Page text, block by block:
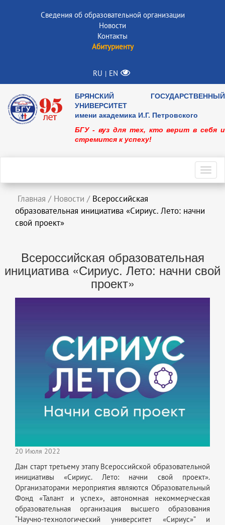
Сведения об образовательной организации
Новости
Контакты
Абитуриенту
RU | EN
БРЯНСКИЙ ГОСУДАРСТВЕННЫЙ
УНИВЕРСИТЕТ
имени академика И.Г. Петровского
БГУ - вуз для тех, кто верит в себя и
стремится к успеху!
Главная / Новости / Всероссийская
образовательная инициатива «Сириус. Лето: начни
свой проект»
Всероссийская образовательная
инициатива «Сириус. Лето: начни свой
проект»
20 Июля 2022
Дан старт третьему этапу Всероссийской образовательной
инициативы «Сириус. Лето: начни свой проект».
Организаторами мероприятия являются Образовательный
Фонд «Талант и успех», автономная некоммерческая
образовательная организация высшего образования
“Научно-технологический университет «Сириус»” и